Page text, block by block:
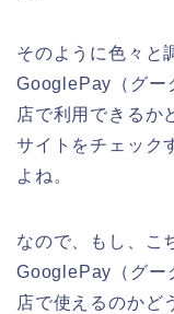
そのように色々と
GooglePay（グー
店で利用できるか
サイトをチェック
よね。
なので、もし、こ
GooglePay（グー
店で使えるのかど